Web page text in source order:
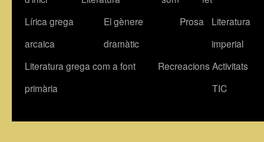
contingut
Lírica grega
arcaica
El gènere
dramàtic
Prosa
Literatura
imperial
Literatura grega com a font
primària
Recreacions Activitats
TIC